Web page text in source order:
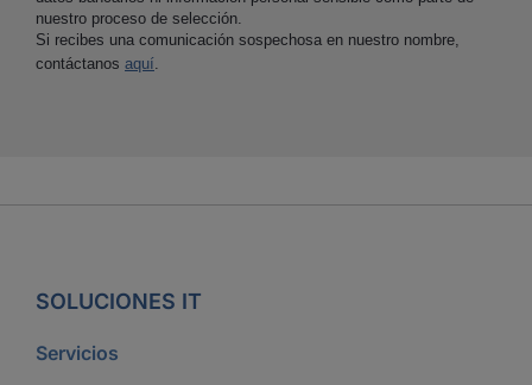
nuestro proceso de selección.
Si recibes una comunicación sospechosa en nuestro nombre,
contáctanos aquí.
SOLUCIONES IT
Servicios